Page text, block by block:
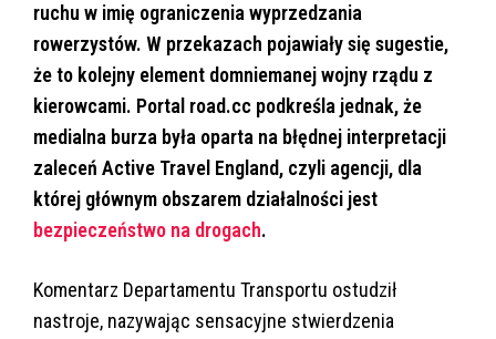
ruchu w imię ograniczenia wyprzedzania
rowerzystów. W przekazach pojawiały się sugestie,
że to kolejny element domniemanej wojny rządu z
kierowcami. Portal road.cc podkreśla jednak, że
medialna burza była oparta na błędnej interpretacji
zaleceń Active Travel England, czyli agencji, dla
której głównym obszarem działalności jest
bezpieczeństwo na drogach.
Komentarz Departamentu Transportu ostudził
nastroje, nazywając sensacyjne stwierdzenia